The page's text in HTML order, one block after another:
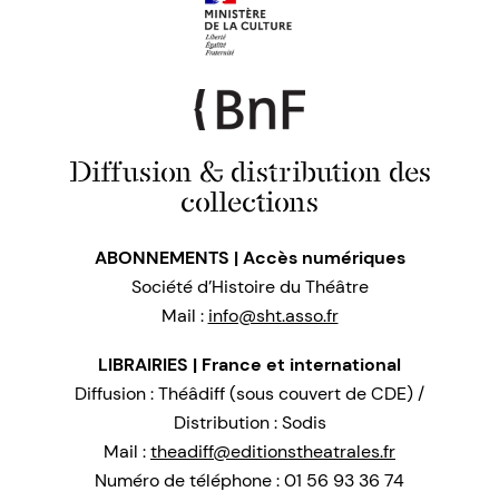
Diffusion & distribution des
collections
ABONNEMENTS | Accès numériques
Société d’Histoire du Théâtre
Mail : info@sht.asso.fr
LIBRAIRIES | France et international
Diffusion : Théâdiff (sous couvert de CDE) /
Distribution : Sodis
Mail :theadiff@editionstheatrales.fr
Numéro de téléphone : 01 56 93 36 74